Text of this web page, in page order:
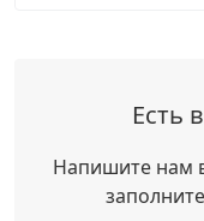
Есть
Напишите нам